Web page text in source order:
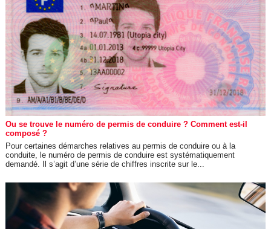
Ou se trouve le numéro de permis de conduire ? Comment est-il
composé ?
Pour certaines démarches relatives au permis de conduire ou à la
conduite, le numéro de permis de conduire est systématiquement
demandé. Il s’agit d’une série de chiffres inscrite sur le...